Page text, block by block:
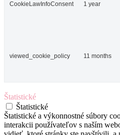
CookieLawInfoConsent 1 year
viewed_cookie_policy 11 months
Štatistické
Štatistické
Štatistické a výkonnostné súbory
interakcii používateľov s naším